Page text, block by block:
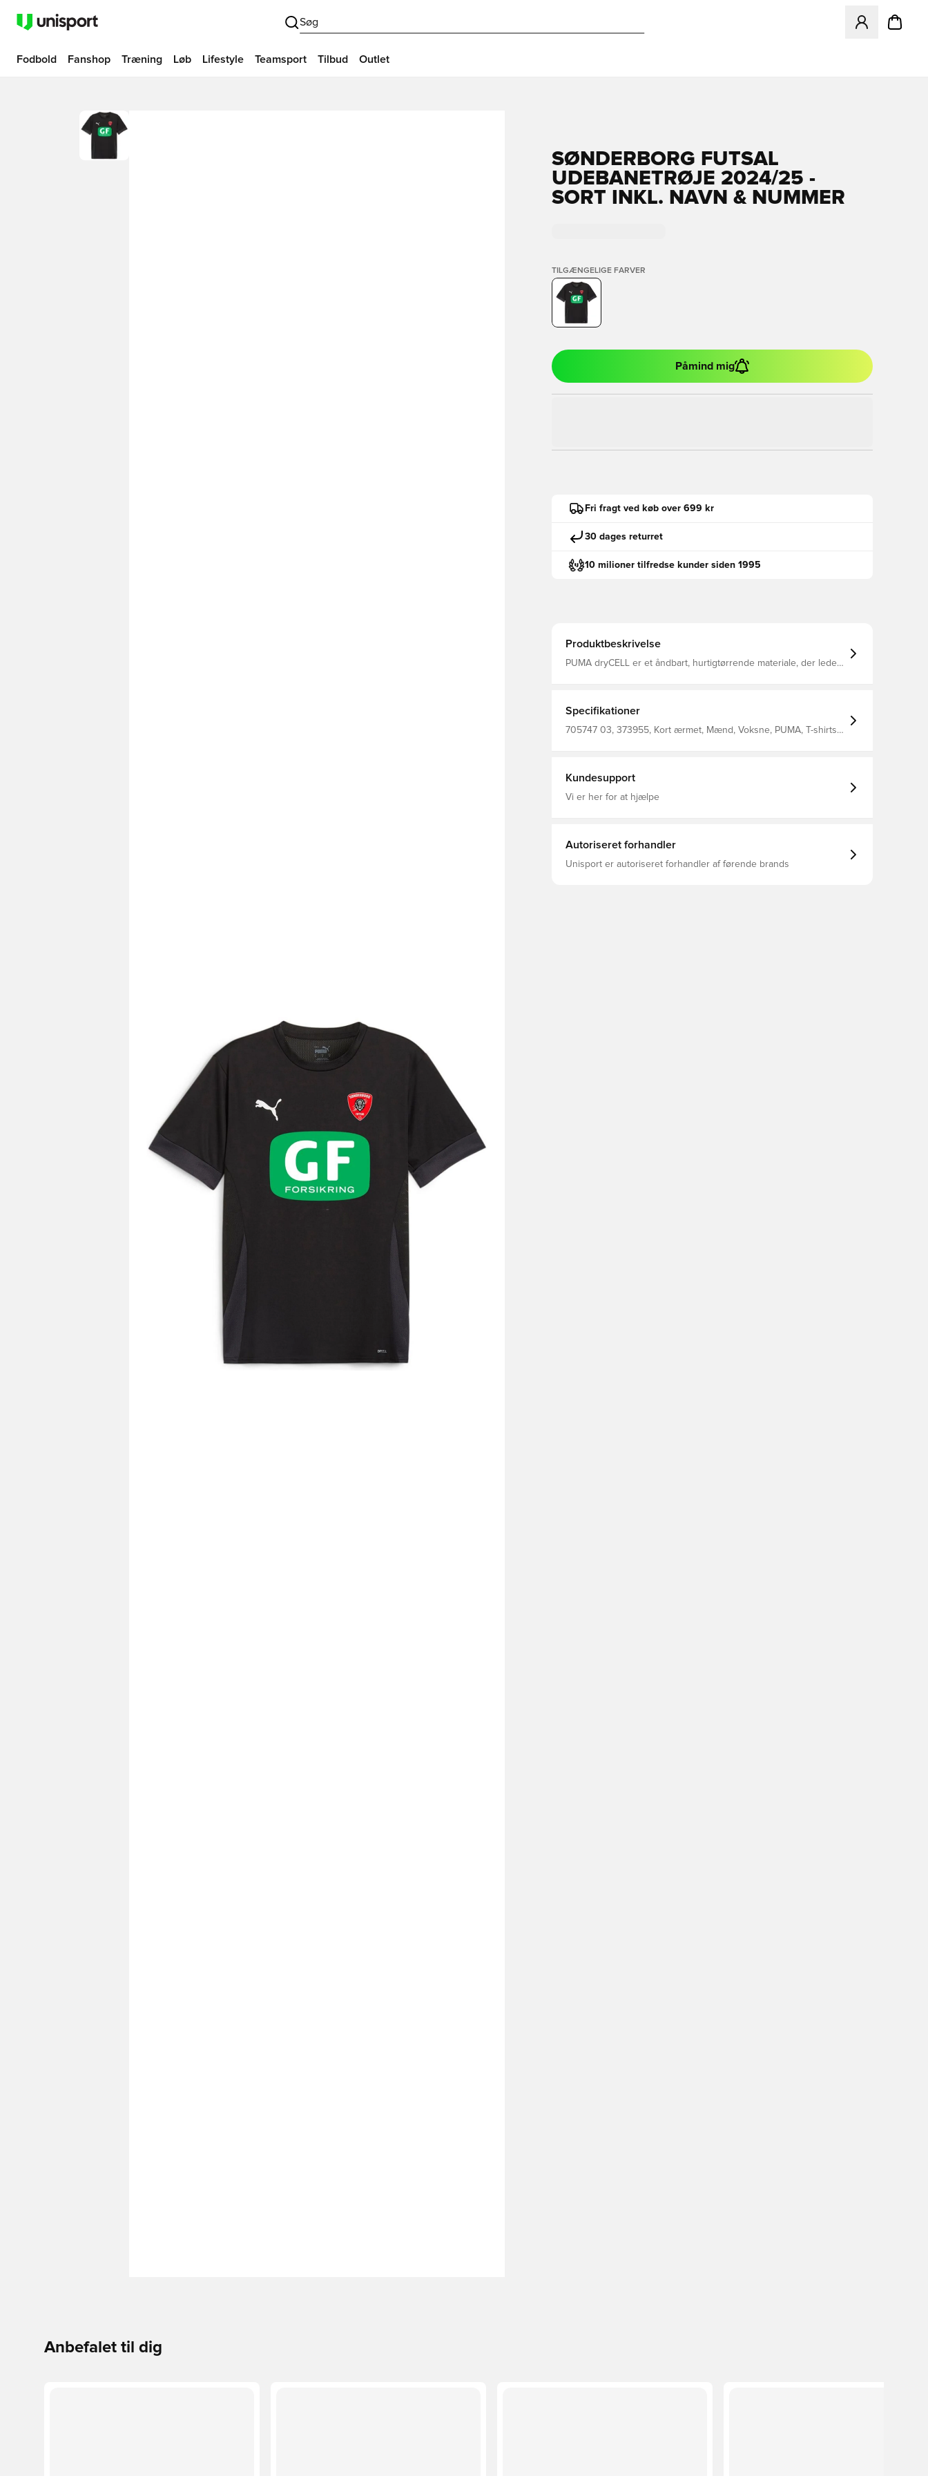
Søg
Åbner en
Fodbold Fanshop Træning Løb Lifestyle Teamsport Tilbud Outlet
SØNDERBORG FUTSAL
UDEBANETRØJE 2024/25 -
SORT INKL. NAVN & NUMMER
TILGÆNGELIGE FARVER
Påmind mig
Fri fragt ved køb over 699 kr
30 dages returret
10 milioner tilfredse kunder siden 1995
Produktbeskrivelse
PUMA dryCELL er et åndbart, hurtigtørrende materiale, der leder
Specifikationer
705747 03, 373955, Kort ærmet, Mænd, Voksne, PUMA, T-shirts,
Kundesupport
Vi er her for at hjælpe
Autoriseret forhandler
Unisport er autoriseret forhandler af førende brands
Anbefalet til dig